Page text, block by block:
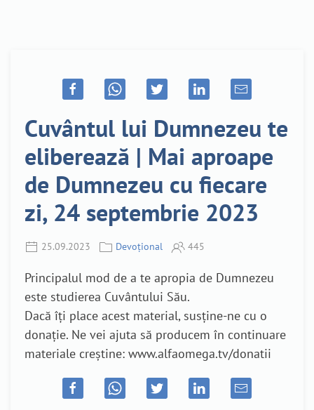
Cuvântul lui Dumnezeu te
eliberează | Mai aproape
de Dumnezeu cu fiecare
zi, 24 septembrie 2023
25.09.2023 Devoțional 445
Principalul mod de a te apropia de Dumnezeu
este studierea Cuvântului Său.
Dacă îți place acest material, susține-ne cu o
donație. Ne vei ajuta să producem în continuare
materiale creștine: www.alfaomega.tv/donatii